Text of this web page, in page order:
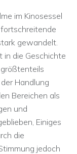
im Kinosessel
gewandelt.
in die Geschichte
Handlung
Bereichen als
und
Einiges
die
jedoch